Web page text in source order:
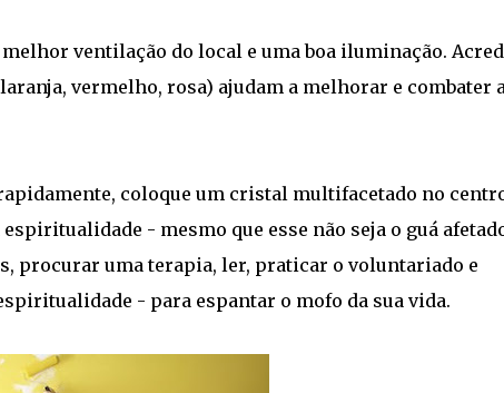
ventilação do local e uma boa iluminação.
vermelho, rosa) ajudam a melhorar e combater
coloque um cristal multifacetado no
- mesmo que esse não seja o guá
procurar uma terapia, ler, praticar o voluntariado e
- para espantar o mofo da sua vida.